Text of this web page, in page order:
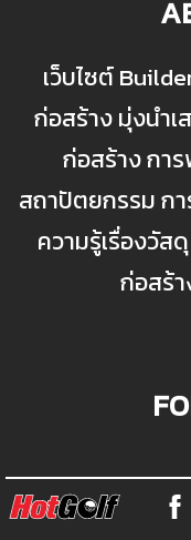
เว็บไซต์
ก่อสร้าง มุ่งนำเ
ก่อสร้าง กา
สถาปัตยกรรม ก
ความรู้เรื่องวัส
ก่อสร้